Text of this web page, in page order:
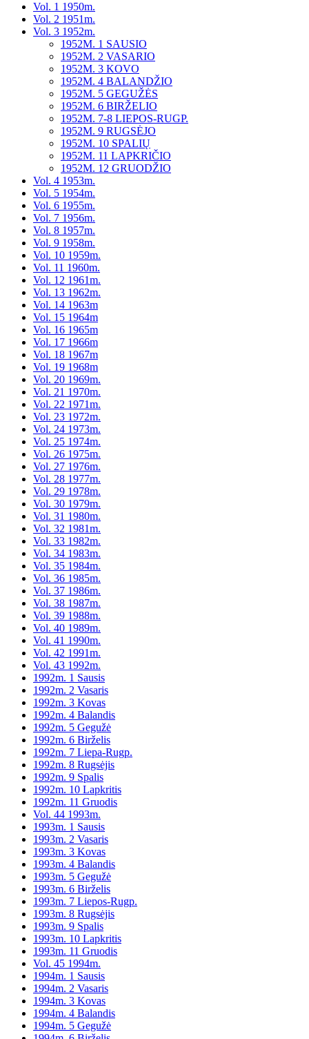
Vol. 1 1950m.
Vol. 2 1951m.
Vol. 3 1952m.
1952M. 1 SAUSIO
1952M. 2 VASARIO
1952M. 3 KOVO
1952M. 4 BALANDŽIO
1952M. 5 GEGUŽĖS
1952M. 6 BIRŽELIO
1952M. 7-8 LIEPOS-RUGP.
1952M. 9 RUGSĖJO
1952M. 10 SPALIŲ
1952M. 11 LAPKRIČIO
1952M. 12 GRUODŽIO
Vol. 4 1953m.
Vol. 5 1954m.
Vol. 6 1955m.
Vol. 7 1956m.
Vol. 8 1957m.
Vol. 9 1958m.
Vol. 10 1959m.
Vol. 11 1960m.
Vol. 12 1961m.
Vol. 13 1962m.
Vol. 14 1963m
Vol. 15 1964m
Vol. 16 1965m
Vol. 17 1966m
Vol. 18 1967m
Vol. 19 1968m
Vol. 20 1969m.
Vol. 21 1970m.
Vol. 22 1971m.
Vol. 23 1972m.
Vol. 24 1973m.
Vol. 25 1974m.
Vol. 26 1975m.
Vol. 27 1976m.
Vol. 28 1977m.
Vol. 29 1978m.
Vol. 30 1979m.
Vol. 31 1980m.
Vol. 32 1981m.
Vol. 33 1982m.
Vol. 34 1983m.
Vol. 35 1984m.
Vol. 36 1985m.
Vol. 37 1986m.
Vol. 38 1987m.
Vol. 39 1988m.
Vol. 40 1989m.
Vol. 41 1990m.
Vol. 42 1991m.
Vol. 43 1992m.
1992m. 1 Sausis
1992m. 2 Vasaris
1992m. 3 Kovas
1992m. 4 Balandis
1992m. 5 Gegužė
1992m. 6 Birželis
1992m. 7 Liepa-Rugp.
1992m. 8 Rugsėjis
1992m. 9 Spalis
1992m. 10 Lapkritis
1992m. 11 Gruodis
Vol. 44 1993m.
1993m. 1 Sausis
1993m. 2 Vasaris
1993m. 3 Kovas
1993m. 4 Balandis
1993m. 5 Gegužė
1993m. 6 Birželis
1993m. 7 Liepos-Rugp.
1993m. 8 Rugsėjis
1993m. 9 Spalis
1993m. 10 Lapkritis
1993m. 11 Gruodis
Vol. 45 1994m.
1994m. 1 Sausis
1994m. 2 Vasaris
1994m. 3 Kovas
1994m. 4 Balandis
1994m. 5 Gegužė